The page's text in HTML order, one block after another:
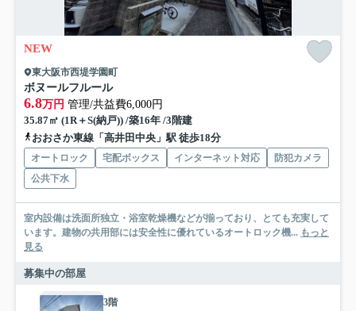
NEW
東大阪市西堤学園町
ボヌールフルール
6.8万円 管理/共益費6,000円
35.87㎡ (1R＋S(納戸)) /築16年 /3階建
おおさか東線「高井田中央」駅 徒歩18分
オートロック 宅配ボックス インターネット対応
防犯カメラ
公共下水
室内設備は洗面所独立・浴室乾燥機などが揃っており、とても充実して
います。建物の共用部には安全性に優れているオートロック機... もっと
見る
募集中の部屋
3階